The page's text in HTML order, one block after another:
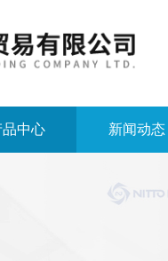
品中心 新闻动态